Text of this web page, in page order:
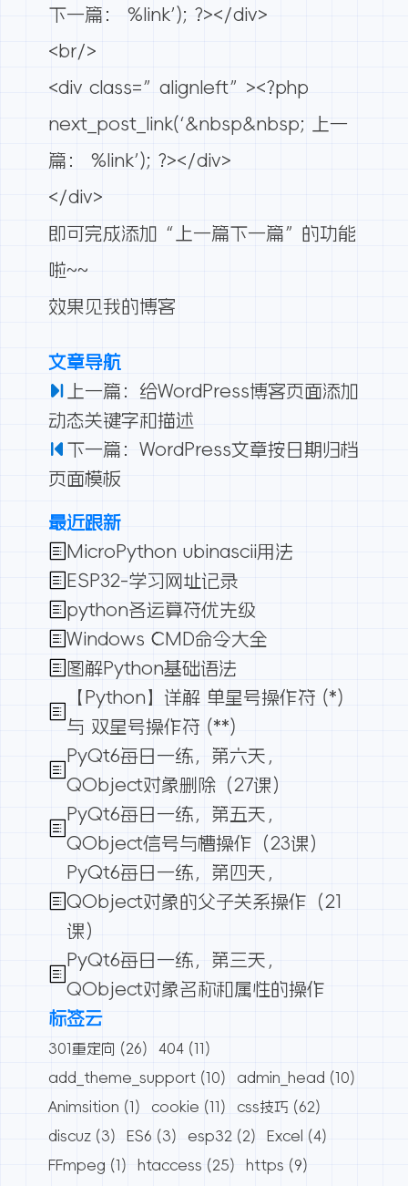
下一篇： %link’); ?></div>
<br/>
<div class=”alignleft”><?php
next_post_link(‘&nbsp&nbsp; 上一
篇： %link’); ?></div>
</div>
即可完成添加“上一篇下一篇”的功能
啦~~
效果见我的博客
文章导航
上一篇：给WordPress博客页面添加
动态关键字和描述
下一篇：WordPress文章按日期归档
页面模板
最近跟新
MicroPython ubinascii用法
ESP32-学习网址记录
python各运算符优先级
Windows CMD命令大全
图解Python基础语法
【Python】详解 单星号操作符 (*)
与 双星号操作符 (**)
PyQt6每日一练，第六天，
QObject对象删除（27课）
PyQt6每日一练，第五天，
QObject信号与槽操作（23课）
PyQt6每日一练，第四天，
QObject对象的父子关系操作（21
课）
PyQt6每日一练，第三天，
QObject对象名称和属性的操作
标签云
301重定向 (26) 404 (11)
add_theme_support (10) admin_head (10)
Animsition (1) cookie (11) css技巧 (62)
discuz (3) ES6 (3) esp32 (2) Excel
(4)
FFmpeg (1) htaccess (25) https (9)